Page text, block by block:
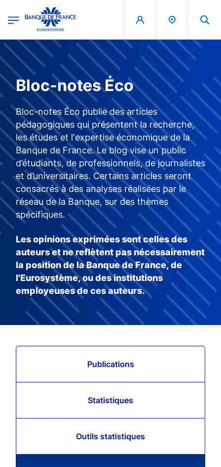
Banque de France - Menu Principal
Bloc-notes Éco
Bloc-notes Éco publie des articles
pédagogiques qui présentent la recherche,
les études et l'expertise économique de la
Banque de France. Le blog vise un public
d’étudiants, de professionnels, de journalistes
et d’universitaires. Certains articles seront
consacrés à des analyses réalisées par le
réseau de la Banque, sur des thèmes
spécifiques.
Les opinions exprimées sont celles des
auteurs et ne reflètent pas nécessairement
la position de la Banque de France, de
l'Eurosystème, ou des institutions
employeuses de ces auteurs.
Publications
Statistiques
Outils statistiques